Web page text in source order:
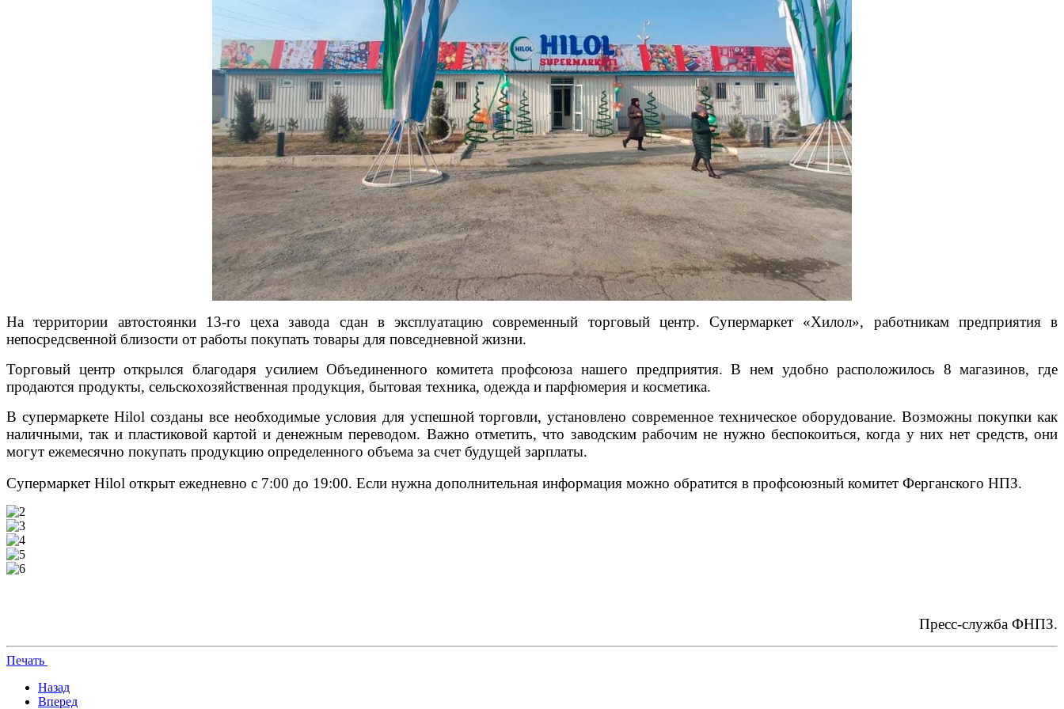
На территории автостоянки 13-го цеха завода сдан в эксплуатацию современный торговый центр. Супермаркет «Хилол», работникам предприятия в
непосредсвенной близости от работы покупать товары для повседневной жизни.
Торговый центр открылся благодаря усилием Объединенного комитета профсоюза нашего предприятия. В нем удобно расположилось 8 магазинов, где
продаются продукты, сельскохозяйственная продукция, бытовая техника, одежда и парфюмерия и косметика.
В супермаркете Hilol созданы все необходимые условия для успешной торговли, установлено современное техническое оборудование. Возможны покупки как
наличными, так и пластиковой картой и денежным переводом. Важно отметить, что заводским рабочим не нужно беспокоиться, когда у них нет средств, они
могут ежемесячно покупать продукцию определенного объема за счет будущей зарплаты.
Супермаркет Hilol открыт ежедневно с 7:00 до 19:00. Если нужна дополнительная информация можно обратится в профсоюзный комитет Ферганского НПЗ.
Пресс-служба ФНПЗ.
Печать
Назад
Вперед